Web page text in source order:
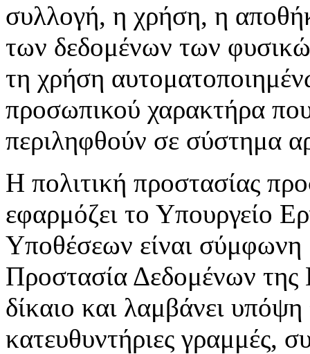
συλλογή, η χρήση, η
των δεδομένων των
τη χρήση
προσωπικού χαρακτήρα
περιληφθούν σε σύστημα
Η πολιτική προστασίας
εφαρμόζει το Υπουργείο
Υποθέσεων είναι σύμφωνη
Προστασία Δεδομένων
δίκαιο και λαμβάνει υπόψη
κατευθυντήριες γραμμές,